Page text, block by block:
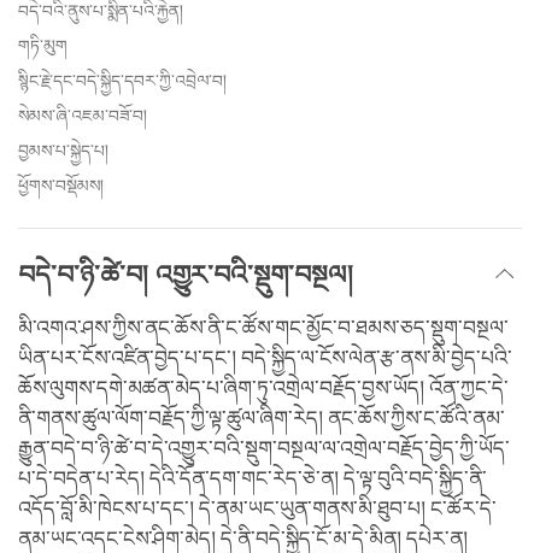
བདེ་བའི་ནུས་པ་སྨིན་པའི་རྐྱེན།
གཏི་མུག
སྙིང་རྗེ་དང་བདེ་སྐྱིད་དབར་ཀྱི་འབྲེལ་བ།
སེམས་ཞི་འཇམ་བཟོ་བ།
བྱམས་པ་སྐྱེད་པ།
ཕྱོགས་བསྡོམས།
བདེ་བ་ཉི་ཚེ་བ། འགྱུར་བའི་སྡུག་བསྔལ།
མི་འགའ་ཤས་ཀྱིས་ནང་ཆོས་ནི་ང་ཚོས་གང་མྱོང་བ་ཐམས་ཅད་སྡུག་བསྔལ་
ཡིན་པར་ངོས་འཛིན་བྱེད་པ་དང་། བདེ་སྐྱིད་ལ་ངོས་ལེན་རྩ་ནས་མི་བྱེད་པའི་
ཆོས་ལུགས་དགེ་མཚན་མེད་པ་ཞིག་ཏུ་འགྲེལ་བརྗོད་བྱས་ཡོད། འོན་ཀྱང་དེ་
ནི་གནས་ཚུལ་ལོག་བརྗོད་ཀྱི་ལྟ་ཚུལ་ཞིག་རེད། ནང་ཆོས་ཀྱིས་ང་ཚོའི་ནམ་
རྒྱུན་བདེ་བ་ཉི་ཚེ་བ་དེ་འགྱུར་བའི་སྡུག་བསྔལ་ལ་འགྲེལ་བརྗོད་བྱེད་ཀྱི་ཡོད་
པ་དེ་བདེན་པ་རེད། དེའི་དོན་དག་གང་རེད་ཅེ་ན། དེ་ལྟ་བུའི་བདེ་སྐྱིད་ནི་
འདོད་བློ་མི་ཁེངས་པ་དང་། དེ་ནམ་ཡང་ཡུན་གནས་མི་ཐུབ་པ། ང་ཚོར་དེ་
ནམ་ཡང་འདང་ངེས་ཤིག་མེད། དེ་ནི་བདེ་སྐྱིད་ངོ་མ་དེ་མིན། དཔེར་ན།